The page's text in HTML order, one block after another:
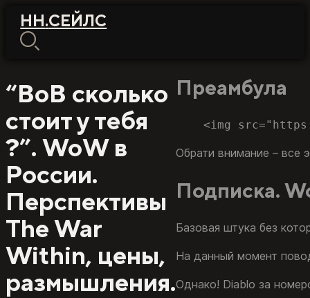
НН.СЕЙЛС
“ВоВ сколько
стоит у тебя
?”. WoW в
России.
Перспективы
The War
Within, цены,
размышления.
Преамбула
Обрати внимание – все
Подписка.
Базовая штука без
На данный момент
Однако! Diablo за